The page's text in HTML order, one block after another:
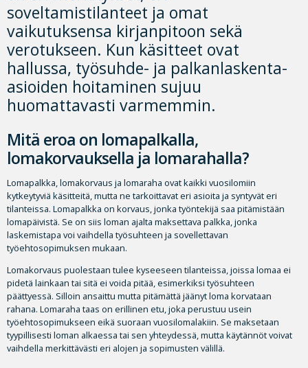
soveltamistilanteet ja omat
vaikutuksensa kirjanpitoon sekä
verotukseen. Kun käsitteet ovat
hallussa, työsuhde- ja palkanlaskenta-
asioiden hoitaminen sujuu
huomattavasti varmemmin.
Mitä eroa on lomapalkalla,
lomakorvauksella ja lomarahalla?
Lomapalkka, lomakorvaus ja lomaraha ovat kaikki vuosilomiin
kytkeytyviä käsitteitä, mutta ne tarkoittavat eri asioita ja syntyvät eri
tilanteissa. Lomapalkka on korvaus, jonka työntekijä saa pitämistään
lomapäivistä. Se on siis loman ajalta maksettava palkka, jonka
laskemistapa voi vaihdella työsuhteen ja sovellettavan
työehtosopimuksen mukaan.
Lomakorvaus puolestaan tulee kyseeseen tilanteissa, joissa lomaa ei
pidetä lainkaan tai sitä ei voida pitää, esimerkiksi työsuhteen
päättyessä. Silloin ansaittu mutta pitämättä jäänyt loma korvataan
rahana. Lomaraha taas on erillinen etu, joka perustuu usein
työehtosopimukseen eikä suoraan vuosilomalakiin. Se maksetaan
tyypillisesti loman alkaessa tai sen yhteydessä, mutta käytännöt voivat
vaihdella merkittävästi eri alojen ja sopimusten välillä.